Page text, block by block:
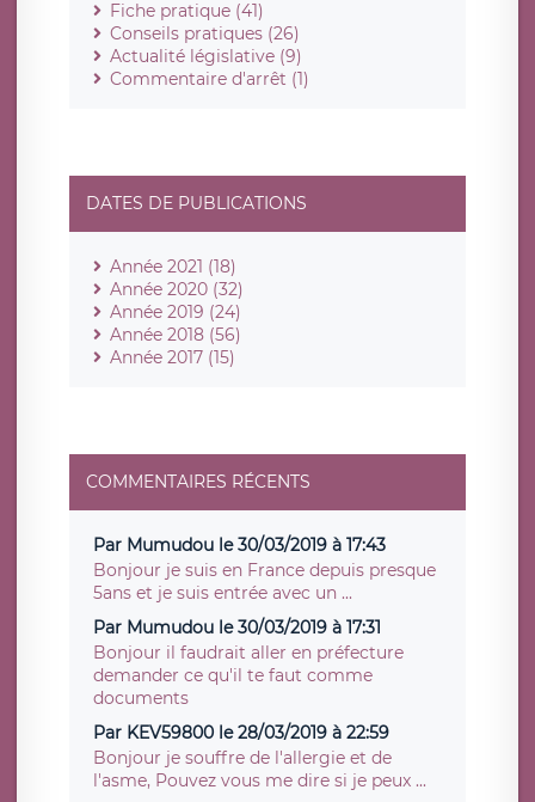
Fiche pratique (41)
Conseils pratiques (26)
Actualité législative (9)
Commentaire d'arrêt (1)
DATES DE PUBLICATIONS
Année 2021 (18)
Année 2020 (32)
Année 2019 (24)
Année 2018 (56)
Année 2017 (15)
COMMENTAIRES RÉCENTS
Par Mumudou le 30/03/2019 à 17:43
Bonjour je suis en France depuis presque
5ans et je suis entrée avec un ...
Par Mumudou le 30/03/2019 à 17:31
Bonjour il faudrait aller en préfecture
demander ce qu'il te faut comme
documents
Par KEV59800 le 28/03/2019 à 22:59
Bonjour je souffre de l'allergie et de
l'asme, Pouvez vous me dire si je peux ...